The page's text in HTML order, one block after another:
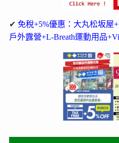
✔ 免稅+5%優惠：大丸松坂屋
戶外露營+L-Breath運動用品